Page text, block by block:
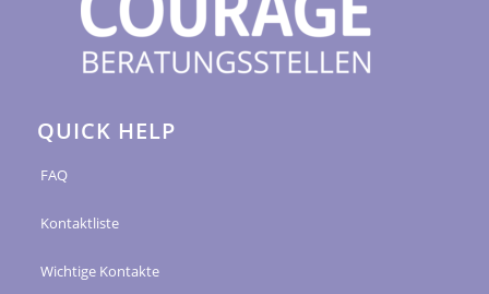
QUICK HELP
FAQ
Kontaktliste
Wichtige Kontakte